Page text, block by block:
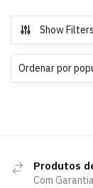
Show Filters
Produtos
Com